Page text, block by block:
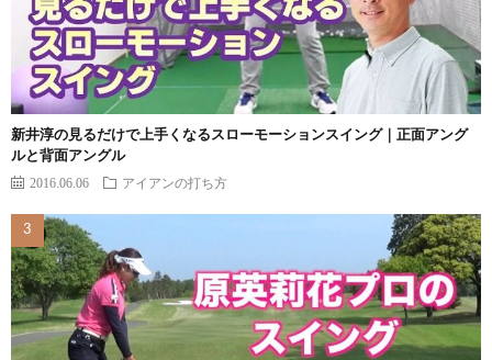
新井淳の見るだけで上手くなるスローモーションスイング｜正面アング
ルと背面アングル
2016.06.06 アイアンの打ち方